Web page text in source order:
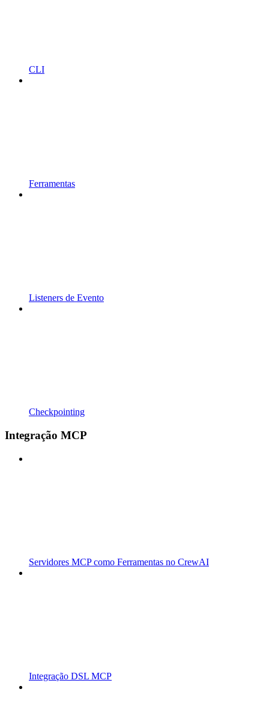
CLI
Ferramentas
Listeners de Evento
Checkpointing
Integração MCP
Servidores MCP como Ferramentas no CrewAI
Integração DSL MCP